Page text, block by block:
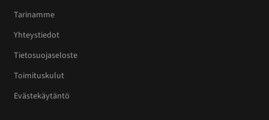
Tarinamme
Yhteystiedot
Tietosuojaseloste
Toimituskulut
Evästekäytäntö